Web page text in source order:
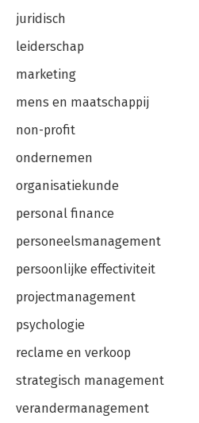
juridisch
leiderschap
marketing
mens en maatschappij
non-profit
ondernemen
organisatiekunde
personal finance
personeelsmanagement
persoonlijke effectiviteit
projectmanagement
psychologie
reclame en verkoop
strategisch management
verandermanagement